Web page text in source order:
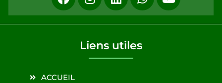
Liens utiles
ACCUEIL